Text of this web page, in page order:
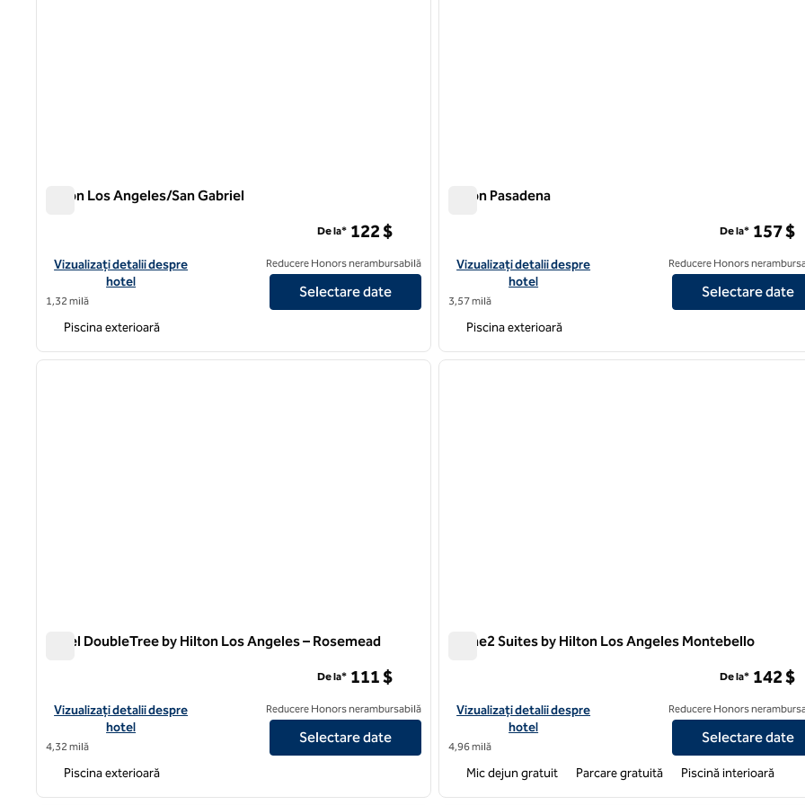
Hilton Los Angeles/San Gabriel
Vizualizați detaliile hotelului pentru Hilton Los Angeles/San Gabriel
Vizualizați detalii despre
hotel
1,32 milă
De la* 122 $
Reducere Honors nerambursabilă
Selectare date
Piscina exterioară
Hilton Pasadena
Vizualizați detaliile hotelului Hilton Pasadena
Vizualizați detalii despre
hotel
3,57 milă
De la* 157 $
Reducere Honors
Selectare date
Piscina exterioară
1 din 12
imaginea următoare
Hotel DoubleTree by Hilton Los Angeles – Rosemead
Vizualizați detaliile hotelului DoubleTree by Hilton Los Angeles - Rosemead
Vizualizați detalii despre
hotel
4,32 milă
De la* 111 $
Reducere Honors nerambursabilă
Selectare date
Piscina exterioară
1 din 11
Home2 Suites by Hilton Los Angeles Montebello
Vizualizați detaliile hotelului pentru Home2 Suites by Hilton Los
Vizualizați detalii despre
hotel
4,96 milă
De la* 142 $
Reducere Honors
Selectare date
Mic dejun gratuit Parcare gratuită Piscină interioară